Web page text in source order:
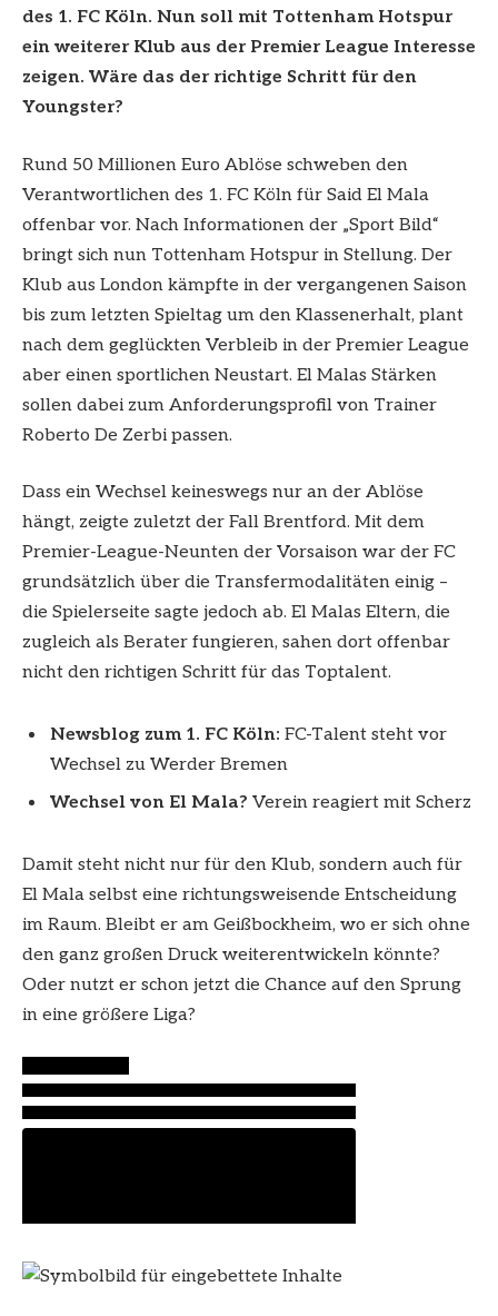
des 1. FC Köln. Nun soll mit Tottenham Hotspur
ein weiterer Klub aus der Premier League Interesse
zeigen. Wäre das der richtige Schritt für den
Youngster?
Rund 50 Millionen Euro Ablöse schweben den
Verantwortlichen des 1. FC Köln für Said El Mala
offenbar vor. Nach Informationen der „Sport Bild“
bringt sich nun Tottenham Hotspur in Stellung. Der
Klub aus London kämpfte in der vergangenen Saison
bis zum letzten Spieltag um den Klassenerhalt, plant
nach dem geglückten Verbleib in der Premier League
aber einen sportlichen Neustart. El Malas Stärken
sollen dabei zum Anforderungsprofil von Trainer
Roberto De Zerbi passen.
Dass ein Wechsel keineswegs nur an der Ablöse
hängt, zeigte zuletzt der Fall Brentford. Mit dem
Premier-League-Neunten der Vorsaison war der FC
grundsätzlich über die Transfermodalitäten einig –
die Spielerseite sagte jedoch ab. El Malas Eltern, die
zugleich als Berater fungieren, sahen dort offenbar
nicht den richtigen Schritt für das Toptalent.
Newsblog zum 1. FC Köln: FC-Talent steht vor
Wechsel zu Werder Bremen
Wechsel von El Mala? Verein reagiert mit Scherz
Damit steht nicht nur für den Klub, sondern auch für
El Mala selbst eine richtungsweisende Entscheidung
im Raum. Bleibt er am Geißbockheim, wo er sich ohne
den ganz großen Druck weiterentwickeln könnte?
Oder nutzt er schon jetzt die Chance auf den Sprung
in eine größere Liga?